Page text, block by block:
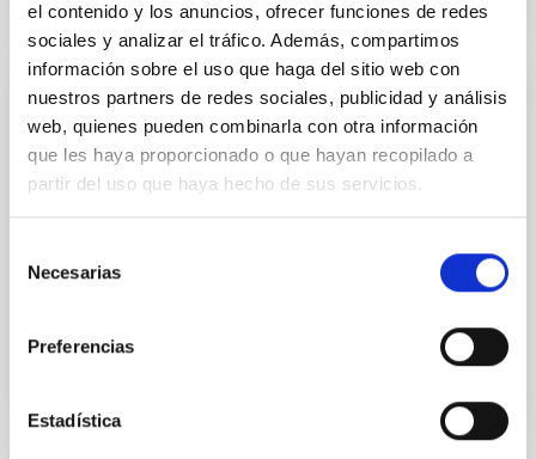
el contenido y los anuncios, ofrecer funciones de redes
sociales y analizar el tráfico. Además, compartimos
información sobre el uso que haga del sitio web con
nuestros partners de redes sociales, publicidad y análisis
web, quienes pueden combinarla con otra información
que les haya proporcionado o que hayan recopilado a
partir del uso que haya hecho de sus servicios.
Necesarias
Preferencias
Estadística
PUBLICACIÓN
Are Gas-rich Ultra-diffuse Galaxies and
Field Dwarfs Distinct?
We explore the differences in gas-rich field ultra-
galaxies using an extensive atomic gas (H I) follow-